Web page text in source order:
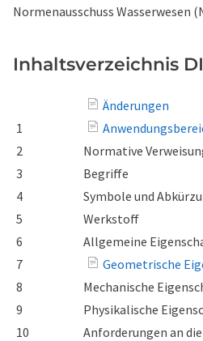
Normenausschuss Wasserwesen
Inhaltsverzeichnis
Änderungen
1
2
Normative
3
Begriffe
4
Symbole und
5
Werkstoff
6
Allgemeine
7
Geometrische
8
Mechanische
9
Physikalische
10
Anforderungen an